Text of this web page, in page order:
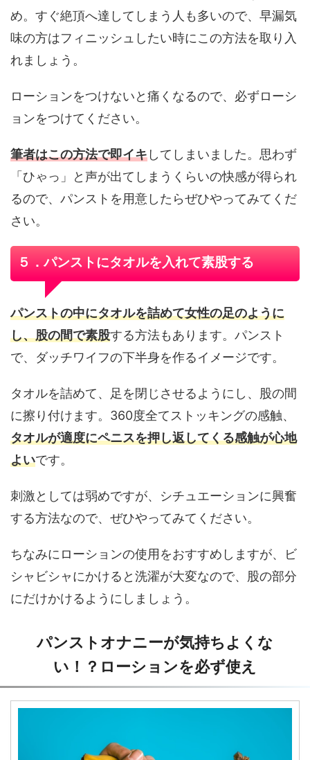
め。すぐ絶頂へ達してしまう人も多いので、早漏気
味の方はフィニッシュしたい時にこの方法を取り入
れましょう。
ローションをつけないと痛くなるので、必ずローシ
ョンをつけてください。
筆者はこの方法で即イキしてしまいました。思わず
「ひゃっ」と声が出てしまうくらいの快感が得られ
るので、パンストを用意したらぜひやってみてくだ
さい。
５．パンストにタオルを入れて素股する
パンストの中にタオルを詰めて女性の足のように
し、股の間で素股する方法もあります。パンスト
で、ダッチワイフの下半身を作るイメージです。
タオルを詰めて、足を閉じさせるようにし、股の間
に擦り付けます。360度全てストッキングの感触、
タオルが適度にペニスを押し返してくる感触が心地
よいです。
刺激としては弱めですが、シチュエーションに興奮
する方法なので、ぜひやってみてください。
ちなみにローションの使用をおすすめしますが、ビ
シャビシャにかけると洗濯が大変なので、股の部分
にだけかけるようにしましょう。
パンストオナニーが気持ちよくな
い！？ローションを必ず使え